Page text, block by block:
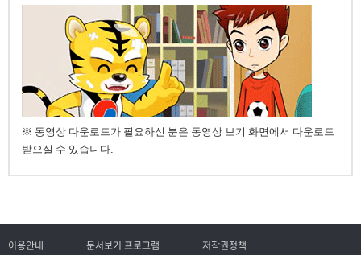
※ 동영상 다운로드가 필요하신 분은 동영상 보기 화면에서 다운로드
받으실 수 있습니다.
이용안내 문서보기 프로그램 저작권정책